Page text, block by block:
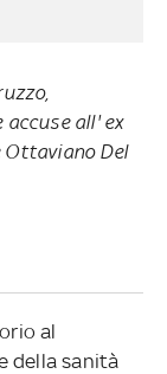
all' ex
Ottaviano Del
al
della sanità